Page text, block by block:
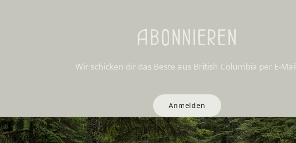
Abonnieren
Wir schicken dir das Beste aus British Columbia per E-
Anmelden